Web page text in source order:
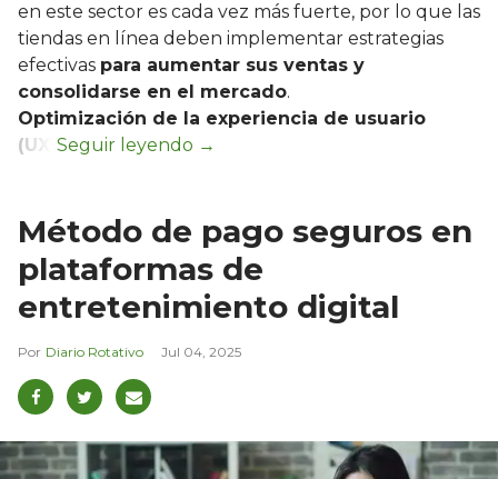
en este sector es cada vez más fuerte, por lo que las
tiendas en línea deben implementar estrategias
efectivas para aumentar sus ventas y
consolidarse en el mercado.
Optimización de la experiencia de usuario
(UX)
Método de pago seguros en
plataformas de
entretenimiento digital
Diario Rotativo Jul 04, 2025